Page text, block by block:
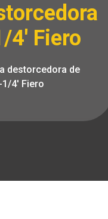
Fiero
destorcedora de
4′ Fiero